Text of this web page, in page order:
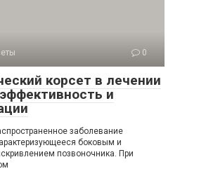
0
корсет в лечении
и
заболевание
боковым и
позвоночника. При